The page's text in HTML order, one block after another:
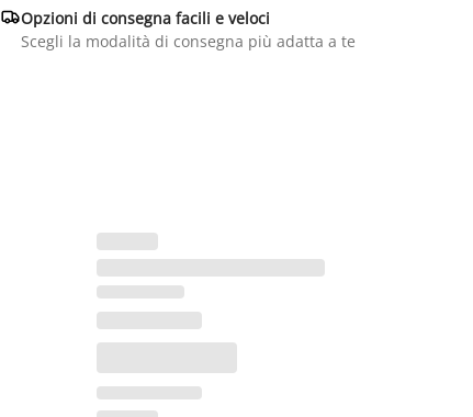
Opzioni di consegna facili e veloci
Scegli la modalità di consegna più adatta a te